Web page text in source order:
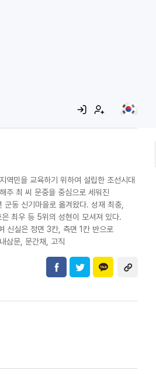
역민을 교육하기 위하여 설립한 조선시대
주 최 씨 문중을 중심으로 세워진
동 신기마을로 옮겨왔다. 성재 최충,
최우 등 5위의 성현이 모셔져 있다.
신실은 정면 3칸, 측면 1칸 반으로
삼문, 문간채, 고직